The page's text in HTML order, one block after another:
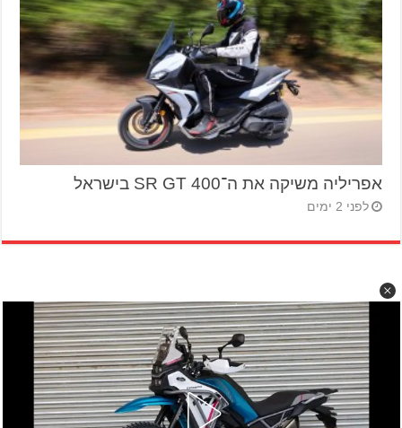
אפריליה משיקה את ה־SR GT 400 בישראל
לפני 2 ימים